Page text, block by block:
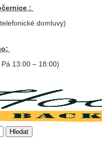
:
domluvy)
Pá 13:00 – 18:00)
Hledat